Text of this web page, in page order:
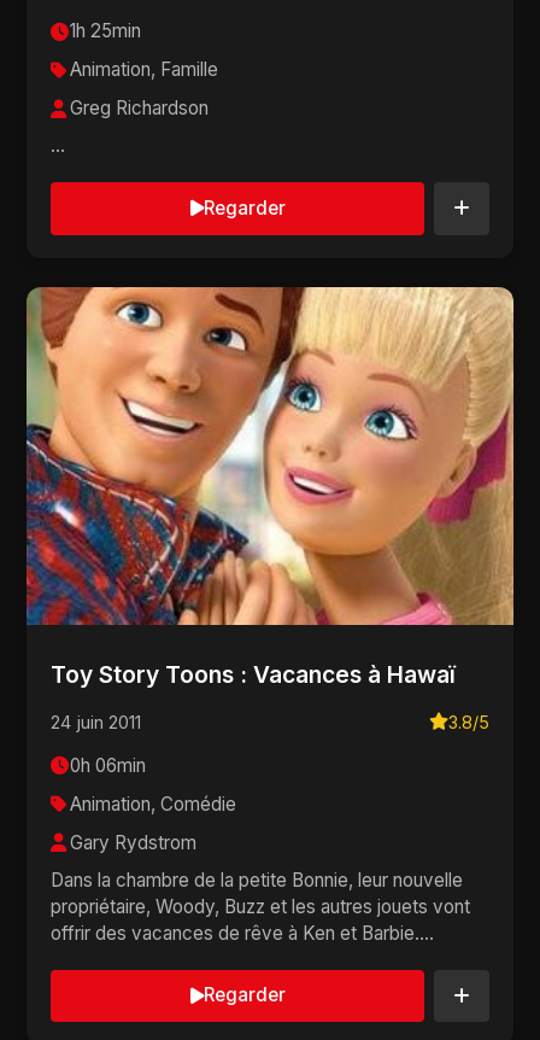
1h 25min
Animation, Famille
Greg Richardson
...
Regarder
Toy Story Toons : Vacances à Hawaï
24 juin 2011 3.8/5
0h 06min
Animation, Comédie
Gary Rydstrom
Dans la chambre de la petite Bonnie, leur nouvelle
propriétaire, Woody, Buzz et les autres jouets vont
offrir des vacances de rêve à Ken et Barbie....
Regarder